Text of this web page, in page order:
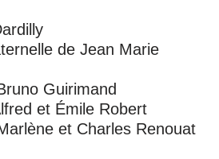
de Jean Marie
Guirimand
et Émile Robert
et Charles Renouat